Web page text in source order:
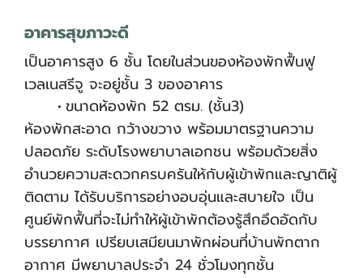
อาคารสุขภาวะดี
เป็นอาคารสูง 6 ชั้น โดยในส่วนของห้องพักฟื้นฟู
เวลเนสรีจู จะอยู่ชั้น 3 ของอาคาร
ขนาดห้องพัก 52 ตรม. (ชั้น3)
ห้องพักสะอาด กว้างขวาง พร้อมมาตรฐานความ
ปลอดภัย ระดับโรงพยาบาลเอกชน พร้อมด้วยสิ่ง
อำนวยความสะดวกครบครันให้กับผู้เข้าพักและญาติผู้
ติดตาม ได้รับบริการอย่างอบอุ่นและสบายใจ เป็น
ศูนย์พักฟื้นที่จะไม่ทำให้ผู้เข้าพักต้องรู้สึกอึดอัดกับ
บรรยากาศ เปรียบเสมียนมาพักผ่อนที่บ้านพักตาก
อากาศ มีพยาบาลประจำ 24 ชั่วโมงทุกชั้น